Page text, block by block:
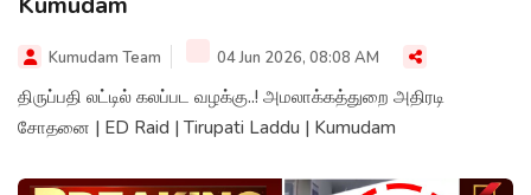
Kumudam Team 04 Jun 2026, 08:08 AM
திருப்பதி லட்டில் கலப்பட வழக்கு..! அமலாக்கத்துறை அதிரடி
சோதனை | ED Raid | Tirupati Laddu | Kumudam